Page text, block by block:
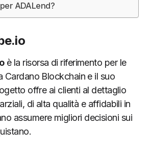
ADALend?
è la risorsa di riferimento per le
Cardano Blockchain e il suo
offre ai clienti al dettaglio
di alta qualità e affidabili in
assumere migliori decisioni sui